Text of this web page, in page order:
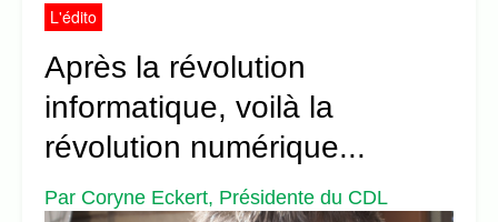
L'édito
Après la révolution
informatique, voilà la
révolution numérique...
Par Coryne Eckert, Présidente du CDL